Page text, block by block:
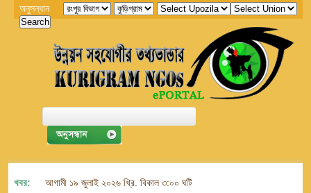
অনুসন্ধান
খবর: আগামী ১৯ জুলাই ২০২৬ খ্রি. বিকাল ৩:০০ ঘটিকায় জেলা এনজিও বিষয়ক সমন্বয়